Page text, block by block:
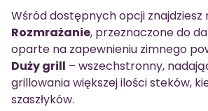
Wśród dostępnych opcji znajdziesz
Rozmrażanie, przeznaczone do
oparte na zapewnieniu zimnego
Duży grill – wszechstronny,
grillowania większej ilości steków,
szaszłyków.